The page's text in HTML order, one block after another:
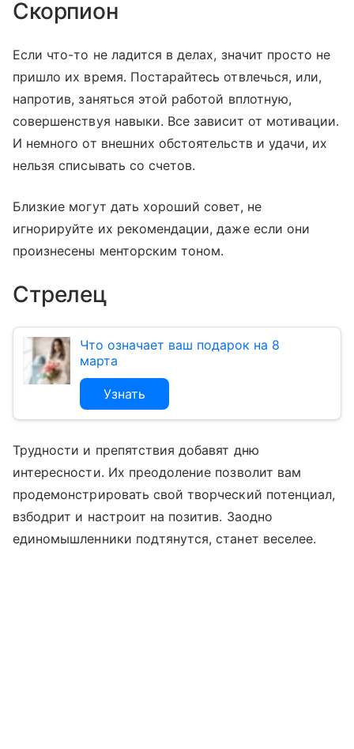
Скорпион
Если что-то не ладится в делах, значит просто не
пришло их время. Постарайтесь отвлечься, или,
напротив, заняться этой работой вплотную,
совершенствуя навыки. Все зависит от мотивации.
И немного от внешних обстоятельств и удачи, их
нельзя списывать со счетов.
Близкие могут дать хороший совет, не
игнорируйте их рекомендации, даже если они
произнесены менторским тоном.
Стрелец
Что означает ваш подарок на 8
марта
Узнать
Трудности и препятствия добавят дню
интересности. Их преодоление позволит вам
продемонстрировать свой творческий потенциал,
взбодрит и настроит на позитив. Заодно
единомышленники подтянутся, станет веселее.